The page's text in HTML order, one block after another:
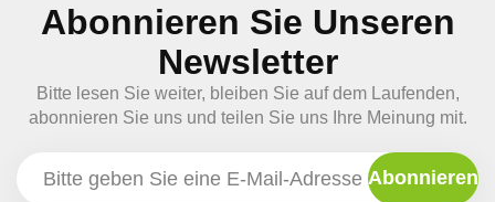
Abonnieren Sie Unseren
Newsletter
Bitte lesen Sie weiter, bleiben Sie auf dem Laufenden,
abonnieren Sie uns und teilen Sie uns Ihre Meinung mit.